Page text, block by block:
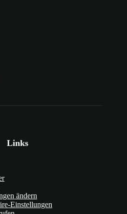
Links
ändern
Einstellungen